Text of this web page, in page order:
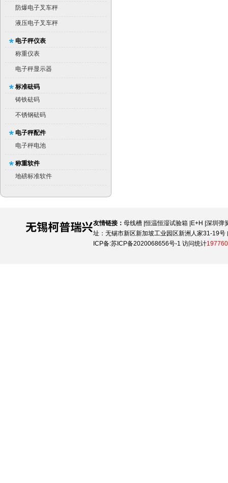
防爆电子叉车秤
液压电子叉车秤
电子秤仪表
称重仪表
电子秤显示器
标准砝码
铸铁砝码
不锈钢砝码
电子秤配件
电子秤电池
称重软件
地磅标准软件
友情链接： 母线槽 |恒温恒湿试验箱 E+H 深圳弹
址：无锡市新区新加坡工业园区新洲人家31-19号
ICP备:苏ICP备2020068656号-1 访问统计197760